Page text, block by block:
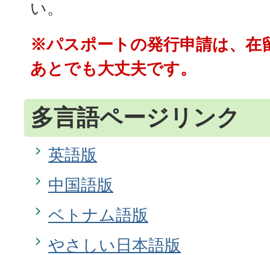
い。
※パスポートの発行申請は、在
あとでも大丈夫です。
多言語ページリンク
英語版
中国語版
ベトナム語版
やさしい日本語版